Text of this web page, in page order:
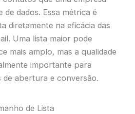
de dados. Essa métrica é
diretamente na eficácia das
Uma lista maior pode
mais amplo, mas a qualidade
importante para
abertura e conversão.
de Lista